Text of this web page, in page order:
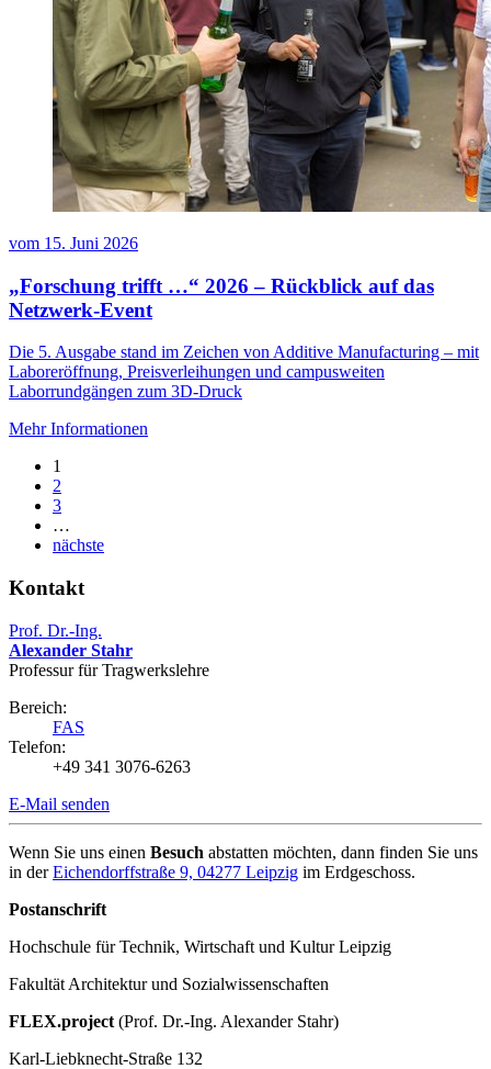
vom 15. Juni 2026
„Forschung trifft …“ 2026 – Rückblick auf das
Netzwerk-Event
Die 5. Ausgabe stand im Zeichen von Additive Manufacturing – mit
Laboreröffnung, Preisverleihungen und campusweiten
Laborrundgängen zum 3D-Druck
Mehr Informationen
1
2
3
…
nächste
Kontakt
Prof. Dr.-Ing.
Alexander Stahr
Professur für Tragwerkslehre
Bereich:
FAS
Telefon:
+49 341 3076-6263
E-Mail senden
Wenn Sie uns einen Besuch abstatten möchten, dann finden Sie uns
in derEichendorffstraße 9, 04277 Leipzig im Erdgeschoss.
Postanschrift
Hochschule für Technik, Wirtschaft und Kultur Leipzig
Fakultät Architektur und Sozialwissenschaften
FLEX.project (Prof. Dr.-Ing. Alexander Stahr)
Karl-Liebknecht-Straße 132